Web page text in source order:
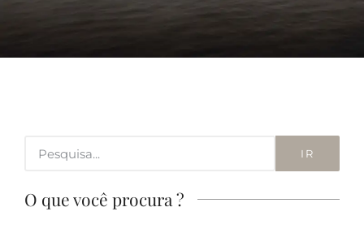
IR
O que você procura ?